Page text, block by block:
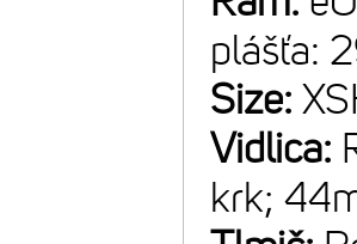
plášťa:
Size:
Vidlica:
krk;